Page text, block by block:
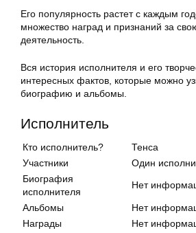
Его популярность растет с каждым
множество наград и признаний за
деятельность.
Вся история исполнителя и его
интересных фактов, которые можно
биографию и альбомы.
Исполнитель
Кто исполнитель?
Тенca
Участники
Один
Биография
исполнителя
Нет
Альбомы
Нет
Награды
Нет